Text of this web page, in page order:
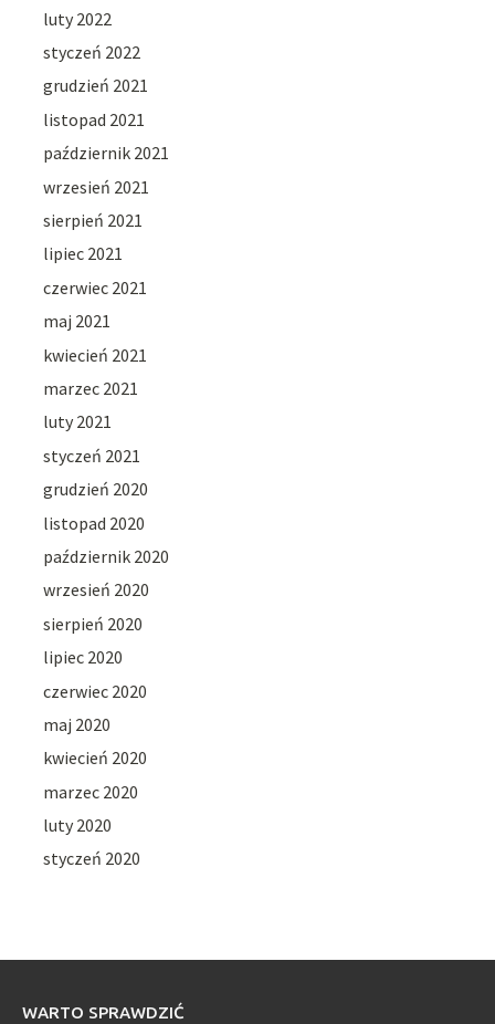
luty 2022
styczeń 2022
grudzień 2021
listopad 2021
październik 2021
wrzesień 2021
sierpień 2021
lipiec 2021
czerwiec 2021
maj 2021
kwiecień 2021
marzec 2021
luty 2021
styczeń 2021
grudzień 2020
listopad 2020
październik 2020
wrzesień 2020
sierpień 2020
lipiec 2020
czerwiec 2020
maj 2020
kwiecień 2020
marzec 2020
luty 2020
styczeń 2020
WARTO SPRAWDZIĆ